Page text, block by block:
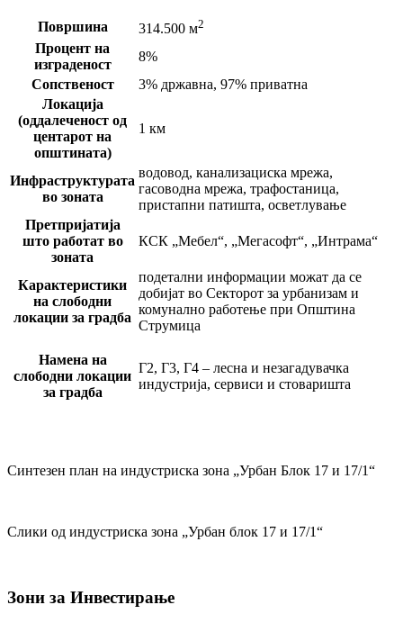
Површина 314.500 м2
Процент на
изграденост
8%
Сопственост
3% државна, 97% приватна
Локација
(оддалеченост од
центарот на
општината)
1 км
Инфраструктурата
во зоната
водовод, канализациска мрежа,
гасоводна мрежа, трафостаница,
пристапни патишта, осветлување
Претпријатија
што работат во
зоната
КСК „Мебел“, „Мегасофт“, „Интрама“
Карактеристики
на слободни
локации за градба
подетални информации можат да се
добијат во Секторот за урбанизам и
комунално работење при Општина
Струмица
Намена на
слободни локации
за градба
Г2, Г3, Г4 – лесна и незагадувачка
индустрија, сервиси и стоваришта
Синтезен план на индустриска зона „Урбан Блок 17 и 17/1“
Слики од индустриска зона „Урбан блок 17 и 17/1“
Зони за Инвестирање